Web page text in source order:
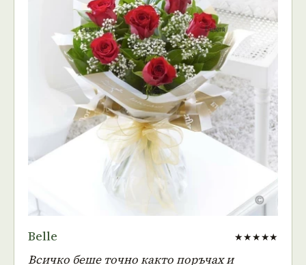
Belle ★★★★★
Всичко беше точно както поръчах и